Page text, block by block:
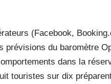
(Facebook,
prévisions du baromètre
dans la
touristes sur dix